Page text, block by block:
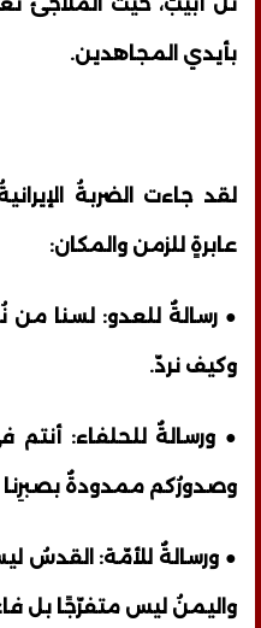
بأيدي المجاهدين.
لقد جاءت الضربةُ
عابرةٍ للزمن والمكان:
● رسالةٌ للعدو: لسنا
وكيف نردّ.
● ورسالةٌ للحلفاء:
وصدورُكم ممدودةٌ بصبرِنا
● ورسالةٌ للأمّة: القدسُ
واليمنُ ليس متفرّجًا بل